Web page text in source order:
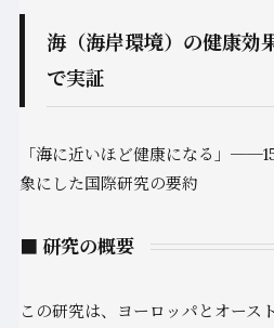
海（海岸環境）の健康効
で実証
「海に近いほど健康になる」
象にした国際研究の要約
■ 研究の概要
この研究は、ヨーロッパとオース